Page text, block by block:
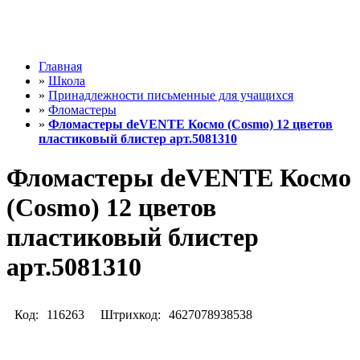
Главная
» Школа
» Принадлежности письменные для учащихся
» Фломастеры
» Фломастеры deVENTE Космо (Cosmo) 12 цветов
пластиковый блистер арт.5081310
Фломастеры deVENTE Космо
(Cosmo) 12 цветов
пластиковый блистер
арт.5081310
Код: 116263 Штрихкод: 4627078938538